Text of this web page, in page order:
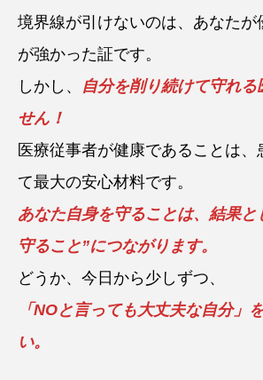
境界線が引けないのは、あなたが
が強かった証です。
しかし、 自分を削り続けて守れる
せん！
医療従事者が健康であることは、
て最大の安心材料です。
あなた自身を守ることは、結果と
守ること”につながります。
どうか、今日から少しずつ、
「NOと言っても大丈夫な自分」
い。